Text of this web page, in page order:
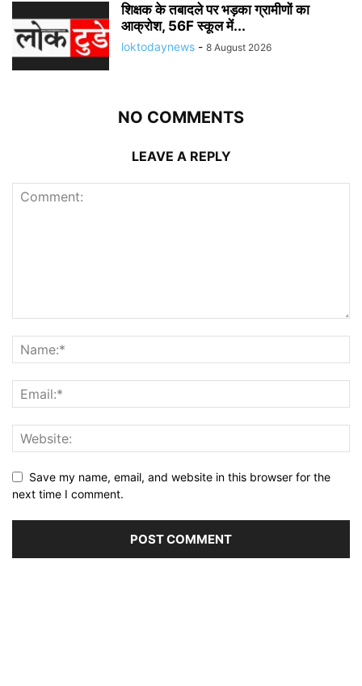
शिक्षक के तबादले पर भड़का ग्रामीणों का
आक्रोश, 56F स्कूल में...
loktodaynews - 8 August 2026
NO COMMENTS
LEAVE A REPLY
Save my name, email, and website in this browser for the
next time I comment.